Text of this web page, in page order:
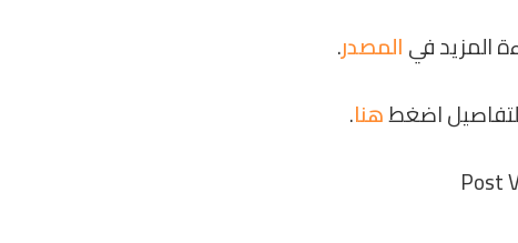
المزيد فيالمصدر.
اضغطهنا.
Post